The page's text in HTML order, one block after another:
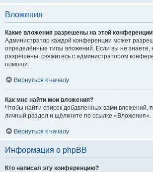
Вложения
Какие вложения разрешены на этой
Администратор каждой конференции может
определённые типы вложений. Если вы не знаете,
разрешены, свяжитесь с администратором
помощи.
Вернуться к началу
Как мне найти мои вложения?
Чтобы найти список добавленных вами вложений,
личный раздел и щёлкните по ссылке «Вложения».
Вернуться к началу
Информация о phpBB
Кто написал эту конференцию?